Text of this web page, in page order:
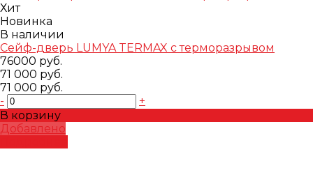
Хит
Новинка
В наличии
Сейф-дверь LUMYA TERMAX с терморазрывом
76000 руб.
71 000 руб.
71 000 руб.
-
+
В корзину
Добавлено